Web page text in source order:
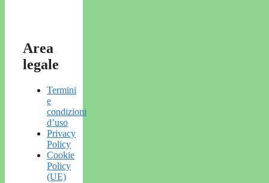
Area
legale
Termini
e
condizioni
d’uso
Privacy
Policy
Cookie
Policy
(UE)